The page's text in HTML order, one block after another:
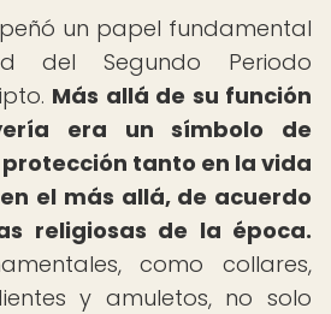
un papel fundamental
del Segundo Periodo
Más allá de su función
era un símbolo de
tanto en la vida
el más allá, de acuerdo
religiosas de la época.
como collares,
y amuletos, no solo